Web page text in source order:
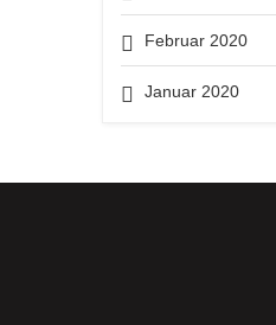
Februar 2020
Januar 2020